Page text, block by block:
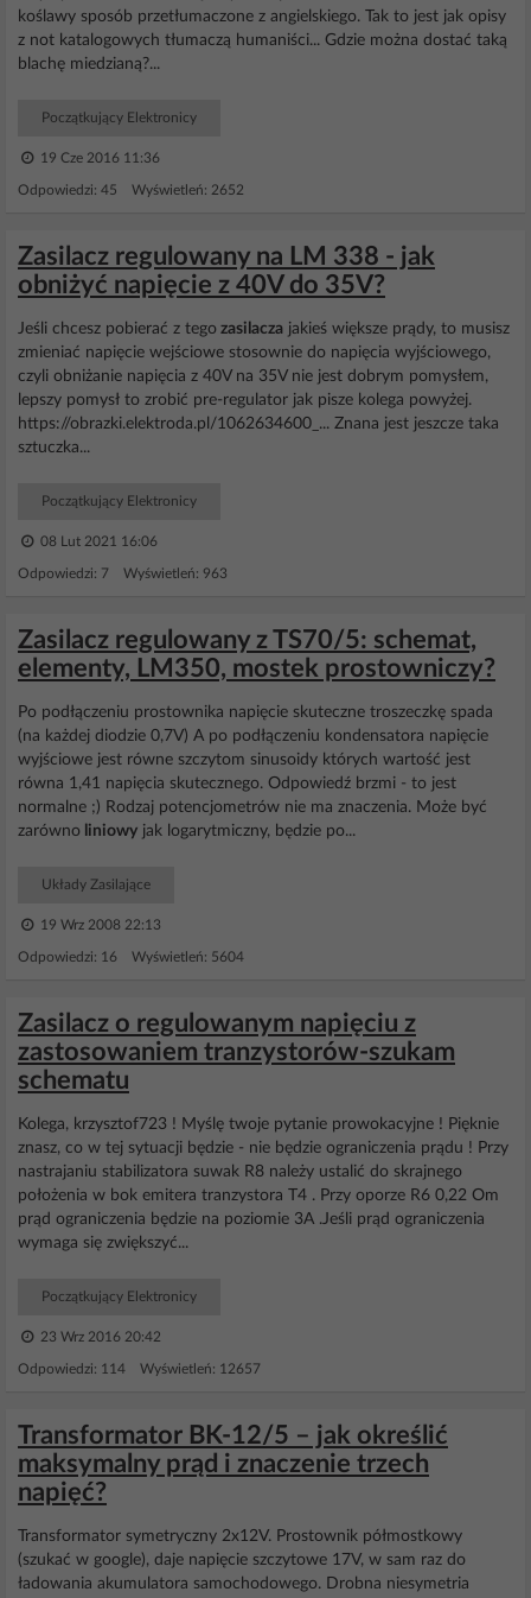
koślawy sposób przetłumaczone z angielskiego. Tak to jest jak opisy
z not katalogowych tłumaczą humaniści... Gdzie można dostać taką
blachę miedzianą?...
Początkujący Elektronicy
19 Cze 2016 11:36
Odpowiedzi: 45 Wyświetleń: 2652
Zasilacz regulowany na LM 338 - jak
obniżyć napięcie z 40V do 35V?
Jeśli chcesz pobierać z tego zasilacza jakieś większe prądy, to musisz
zmieniać napięcie wejściowe stosownie do napięcia wyjściowego,
czyli obniżanie napięcia z 40V na 35V nie jest dobrym pomysłem,
lepszy pomysł to zrobić pre-regulator jak pisze kolega powyżej.
https://obrazki.elektroda.pl/1062634600_... Znana jest jeszcze taka
sztuczka...
Początkujący Elektronicy
08 Lut 2021 16:06
Odpowiedzi: 7 Wyświetleń: 963
Zasilacz regulowany z TS70/5: schemat,
elementy, LM350, mostek prostowniczy?
Po podłączeniu prostownika napięcie skuteczne troszeczkę spada
(na każdej diodzie 0,7V) A po podłączeniu kondensatora napięcie
wyjściowe jest równe szczytom sinusoidy których wartość jest
równa 1,41 napięcia skutecznego. Odpowiedź brzmi - to jest
normalne ;) Rodzaj potencjometrów nie ma znaczenia. Może być
zarówno liniowy jak logarytmiczny, będzie po...
Układy Zasilające
19 Wrz 2008 22:13
Odpowiedzi: 16 Wyświetleń: 5604
Zasilacz o regulowanym napięciu z
zastosowaniem tranzystorów-szukam
schematu
Kolega, krzysztof723 ! Myślę twoje pytanie prowokacyjne ! Pięknie
znasz, co w tej sytuacji będzie - nie będzie ograniczenia prądu ! Przy
nastrajaniu stabilizatora suwak R8 należy ustalić do skrajnego
położenia w bok emitera tranzystora T4 . Przy oporze R6 0,22 Om
prąd ograniczenia będzie na poziomie 3A .Jeśli prąd ograniczenia
wymaga się zwiększyć...
Początkujący Elektronicy
23 Wrz 2016 20:42
Odpowiedzi: 114 Wyświetleń: 12657
Transformator BK-12/5 – jak określić
maksymalny prąd i znaczenie trzech
napięć?
Transformator symetryczny 2x12V. Prostownik półmostkowy
(szukać w google), daje napięcie szczytowe 17V, w sam raz do
ładowania akumulatora samochodowego. Drobna niesymetria